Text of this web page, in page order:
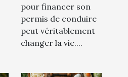
pour financer son
permis de conduire
peut véritablement
changer la vie....